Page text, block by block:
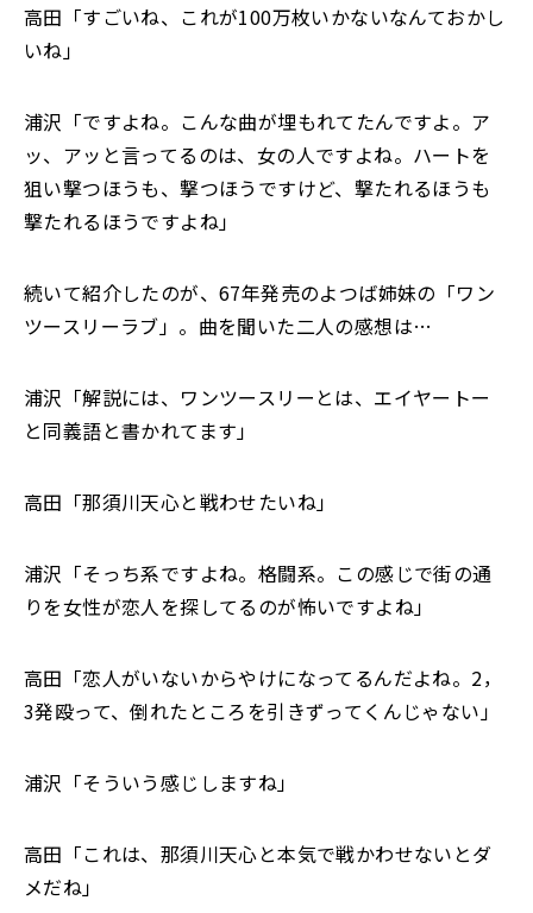
高田「すごいね、これが100万枚いかないなんておかし
いね」
浦沢「ですよね。こんな曲が埋もれてたんですよ。ア
ッ、アッと言ってるのは、女の人ですよね。ハートを
狙い撃つほうも、撃つほうですけど、撃たれるほうも
撃たれるほうですよね」
続いて紹介したのが、67年発売のよつば姉妹の「ワン
ツースリーラブ」。曲を聞いた二人の感想は…
浦沢「解説には、ワンツースリーとは、エイヤートー
と同義語と書かれてます」
高田「那須川天心と戦わせたいね」
浦沢「そっち系ですよね。格闘系。この感じで街の通
りを女性が恋人を探してるのが怖いですよね」
高田「恋人がいないからやけになってるんだよね。2，
3発殴って、倒れたところを引きずってくんじゃない」
浦沢「そういう感じしますね」
高田「これは、那須川天心と本気で戦かわせないとダ
メだね」